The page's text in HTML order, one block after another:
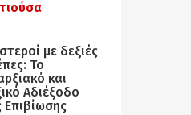
με δεξιές
Το
και
Αδιέξοδο
Επιβίωσης